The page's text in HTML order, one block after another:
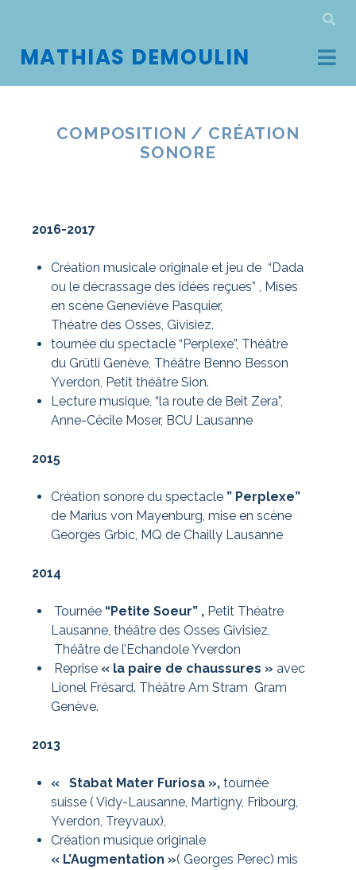
MATHIAS DEMOULIN
COMPOSITION / CRÉATION
SONORE
2016-2017
Création musicale originale et jeu de “Dada
ou le décrassage des idées reçues” , Mises
en scène Geneviève Pasquier,
Théatre des Osses, Givisiez.
tournée du spectacle “Perplexe”, Théâtre
du Grütli Genève, Théâtre Benno Besson
Yverdon, Petit théâtre Sion.
Lecture musique, “la route de Beit Zera”,
Anne-Cécile Moser, BCU Lausanne
2015
Création sonore du spectacle ” Perplexe”
de Marius von Mayenburg, mise en scène
Georges Grbic, MQ de Chailly Lausanne
2014
Tournée “Petite Soeur” , Petit Théatre
Lausanne, théâtre des Osses Givisiez,
Théâtre de l’Echandole Yverdon
Reprise « la paire de chaussures » avec
Lionel Frésard. Théâtre Am Stram Gram
Genève.
2013
« Stabat Mater Furiosa », tournée
suisse ( Vidy-Lausanne, Martigny, Fribourg,
Yverdon, Treyvaux),
Création musique originale
« L’Augmentation »( Georges Perec) mis